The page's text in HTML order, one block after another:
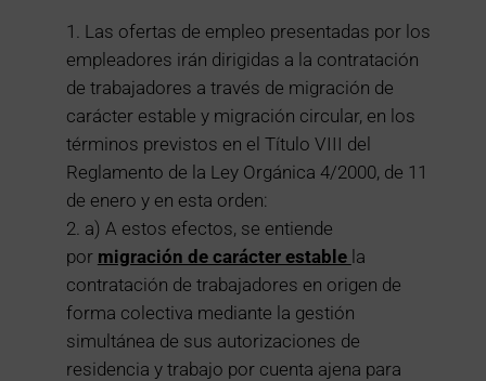
Las ofertas de empleo presentadas por los
empleadores irán dirigidas a la contratación
de trabajadores a través de migración de
carácter estable y migración circular, en los
términos previstos en el Título VIII del
Reglamento de la Ley Orgánica 4/2000, de 11
de enero y en esta orden:
a) A estos efectos, se entiende
por migración de carácter estable la
contratación de trabajadores en origen de
forma colectiva mediante la gestión
simultánea de sus autorizaciones de
residencia y trabajo por cuenta ajena para